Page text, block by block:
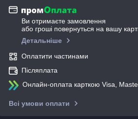
Ви отримаєте замовлення
або гроші повернуться на вашу
Детальніше
Оплатити частинами
Післяплата
Онлайн-оплата карткою Visa,
Всі умови оплати